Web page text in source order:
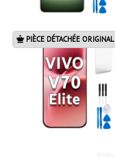
PIÈCE DÉTACHÉE ORIGINAL